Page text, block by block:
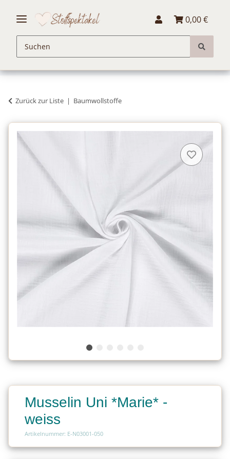
0,00 €
Zurück zur Liste Baumwollstoffe
Musselin Uni *Marie* -
weiss
Artikelnummer: E-N03001-050